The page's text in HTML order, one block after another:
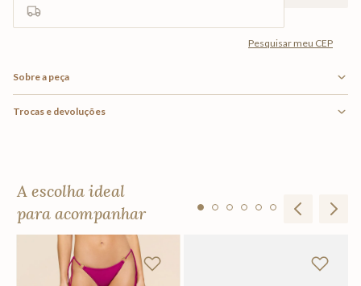
Sobre a peça
Trocas e devoluções
A escolha ideal
para acompanhar